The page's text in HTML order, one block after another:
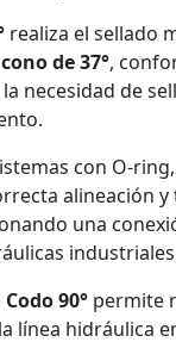
realiza el sellado
de 37°,
necesidad de
con O-ring,
alineación
una
Codo 90° permite
línea hidráulica